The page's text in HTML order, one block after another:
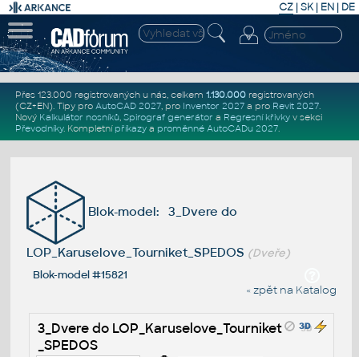
CZ | SK| EN | DE
Přes 123.000 registrovaných u nás, celkem 1.130.000registrovaných
(CZ+EN). Tipy pro AutoCAD 2027, pro Inventor 2027a pro Revit 2027.
Nový Kalkulátor nosníků, Spirograf generátor a Regresní křivkyv sekci
Převodníky. Kompletní příkazya proměnné AutoCADu 2027.
Blok-model: 3_Dvere do
LOP_Karuselove_Tourniket_SPEDOS (Dveře)
Blok-model #15821
« zpět na Katalog
3_Dvere do LOP_Karuselove_Tourniket
_SPEDOS